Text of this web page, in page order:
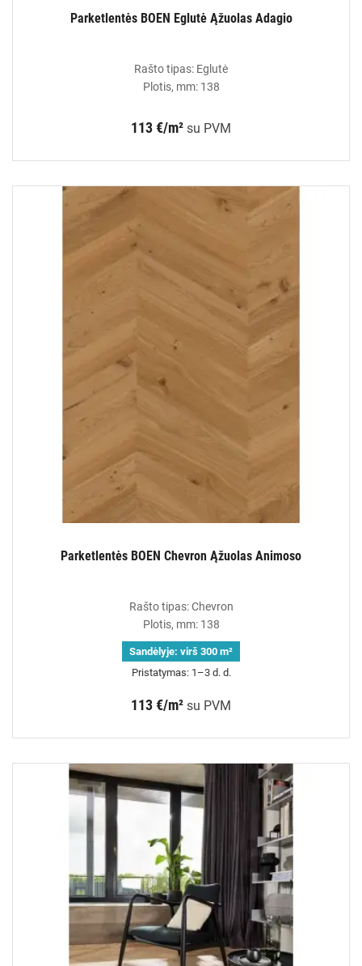
Parketlentės BOEN Eglutė Ąžuolas Adagio
Rašto tipas: Eglutė
Plotis, mm: 138
113 €/m² su PVM
Parketlentės BOEN Chevron Ąžuolas Animoso
Rašto tipas: Chevron
Plotis, mm: 138
Sandėlyje: virš 300 m²
Pristatymas: 1–3 d. d.
113 €/m² su PVM